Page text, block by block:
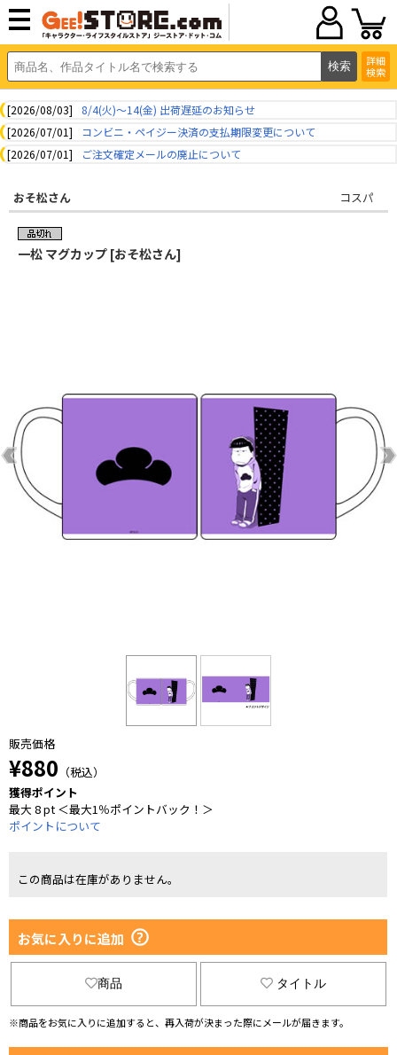
詳細
検索
[2026/08/03]
8/4(火)～14(金) 出荷遅延のお知らせ
[2026/07/01]
コンビニ・ペイジー決済の支払期限変更について
[2026/07/01]
ご注文確定メールの廃止について
おそ松さん コスパ
一松 マグカップ [おそ松さん]
販売価格
¥880 （税込）
獲得ポイント
最大 8 pt ＜最大1％ポイントバック！＞
ポイントについて
この商品は在庫がありません。
お気に入りに追加
商品 タイトル
※商品をお気に入りに追加すると、再入荷が決まった際にメールが届きます。